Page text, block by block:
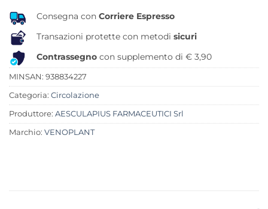
Consegna con Corriere Espresso
Transazioni protette con metodi sicuri
Contrassegno con supplemento di € 3,90
MINSAN: 938834227
Categoria: Circolazione
Produttore: AESCULAPIUS FARMACEUTICI Srl
Marchio: VENOPLANT